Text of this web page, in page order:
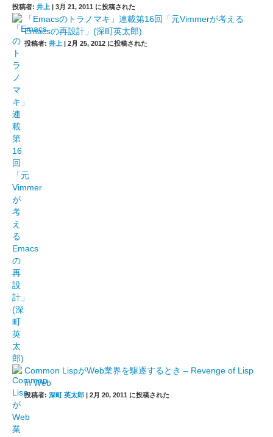
投稿者: 井上 | 3月 21, 2011 に投稿された
「Emacsのトラノマキ」連載第16回「元Vimmerが考える
Emacsの再設計」(深町英太郎)
投稿者: 井上 | 2月 25, 2012 に投稿された
Common LispがWeb業界を駆逐するとき – Revenge of Lisp
in Web
投稿者: 深町 英太郎 | 2月 20, 2011 に投稿された